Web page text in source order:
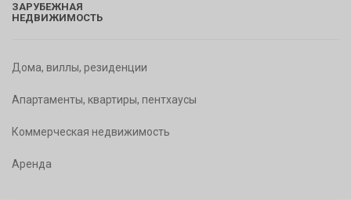
ЗАРУБЕЖНАЯ
НЕДВИЖИМОСТЬ
Дома, виллы, резиденции
Апартаменты, квартиры, пентхаусы
Коммерческая недвижимость
Аренда